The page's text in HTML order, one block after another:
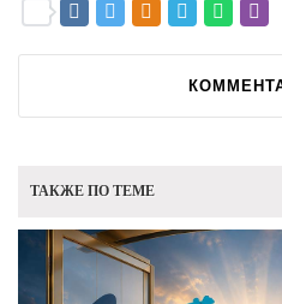
ТАКЖЕ ПО ТЕМЕ